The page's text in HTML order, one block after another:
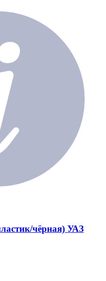
чёрная) УАЗ